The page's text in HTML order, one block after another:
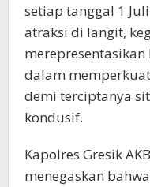
setiap tanggal 1
atraksi di langit,
dalam
demi terciptanya
kondusif.
Kapolres Gresik
menegaskan